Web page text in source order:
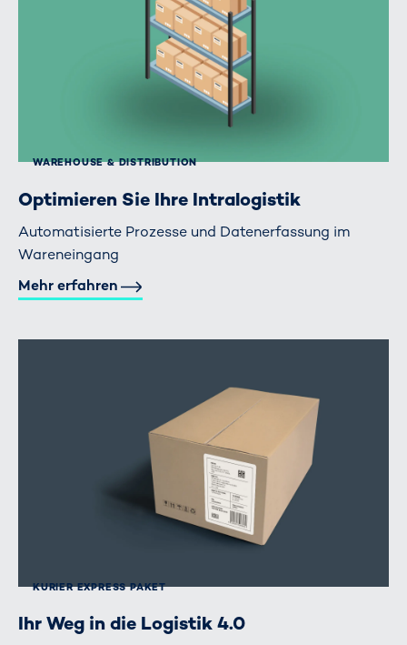
WAREHOUSE & DISTRIBUTION
Optimieren Sie Ihre Intralogistik
Automatisierte Prozesse und Datenerfassung im
Wareneingang
Mehr erfahren
KURIER EXPRESS PAKET
Ihr Weg in die Logistik 4.0